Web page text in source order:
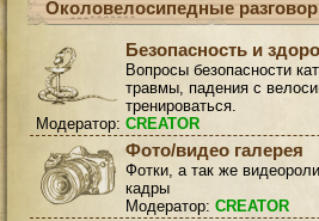
Околовелосипедные
Безопасность и
Вопросы безопасности
травмы, падения с
тренироваться.
Модератор: CREATOR
Фото/видео галерея
Фотки, а так же
кадры
Модератор: CREATOR